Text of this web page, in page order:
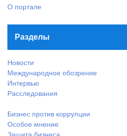
О портале
Разделы
Новости
Международное обозрение
Интервью
Расследования
Бизнес против коррупции
Особое мнение
Защита бизнеса